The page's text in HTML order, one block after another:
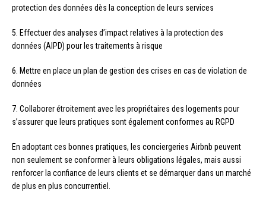
protection des données dès la conception de leurs services
5. Effectuer des analyses d’impact relatives à la protection des
données (AIPD) pour les traitements à risque
6. Mettre en place un plan de gestion des crises en cas de violation de
données
7. Collaborer étroitement avec les propriétaires des logements pour
s’assurer que leurs pratiques sont également conformes au RGPD
En adoptant ces bonnes pratiques, les conciergeries Airbnb peuvent
non seulement se conformer à leurs obligations légales, mais aussi
renforcer la confiance de leurs clients et se démarquer dans un marché
de plus en plus concurrentiel.